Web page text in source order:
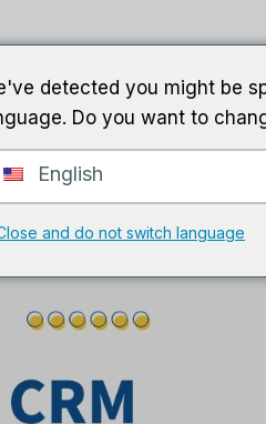
detected you might be
Do you want to
English
and do not switch language